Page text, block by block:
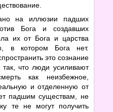
на иллюзии падших
Бога и создавших
их от Бога и царства
в котором Бога нет.
это сознание
что люди усиливают
как неизбежное,
и отделенную от
падшим существам, не
те не могут получить